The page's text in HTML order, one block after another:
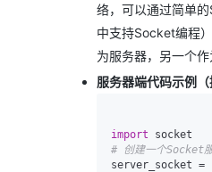
络，可以通过简单
中支持Socket编程
为服务器，另一个作
服务器端代码示例（
import
# 创建一个Socket
server_socket =